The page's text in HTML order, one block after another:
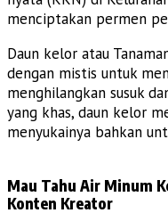
menciptakan permen
Daun kelor atau
dengan mistis untuk
menghilangkan susuk
yang khas, daun kelor
menyukainya bahkan
Mau Tahu Air Minum
Konten Kreator